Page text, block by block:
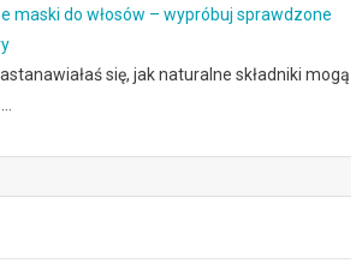
maski do włosów – wypróbuj sprawdzone
się, jak naturalne składniki mogą